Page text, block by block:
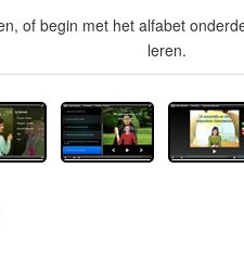
of begin met het alfabet
leren.